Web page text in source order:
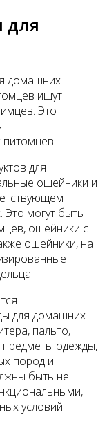
для
домашних
ищут
Это
для
ошейники и
могут быть
ошейники с
ошейники, на
для домашних
пальто,
предметы одежды,
пород и
быть не
условий.